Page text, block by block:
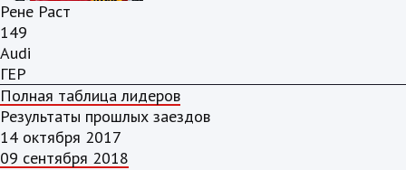
Рене Раст
149
Audi
ГЕР
Полная таблица лидеров
Результаты прошлых заездов
14 октября 2017
09 сентября 2018